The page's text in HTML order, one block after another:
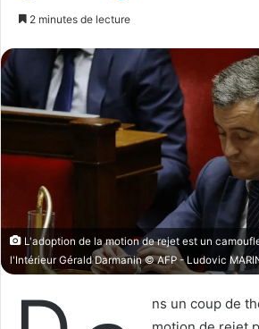
l
o
o
n
o
y
e
r
u
n
c
u
r
r
e
2 minutes de lecture
L'adoption de la motion de rejet est un
l'Intérieur Gérald Darmanin © AFP - Ludovic
ns un coup de